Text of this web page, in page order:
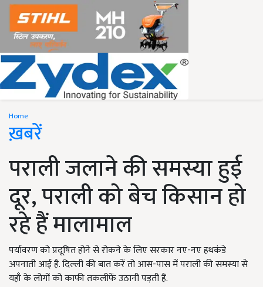
Home
ख़बरें
पराली जलाने की समस्या हुई
दूर, पराली को बेच किसान हो
रहे हैं मालामाल
पर्यावरण को प्रदूषित होने से रोकने के लिए सरकार नए-नए हथकंडे
अपनाती आई है. दिल्ली की बात करें तो आस-पास में पराली की समस्या से
यहाँ के लोगों को काफी तकलीफें उठानी पड़ती हैं.